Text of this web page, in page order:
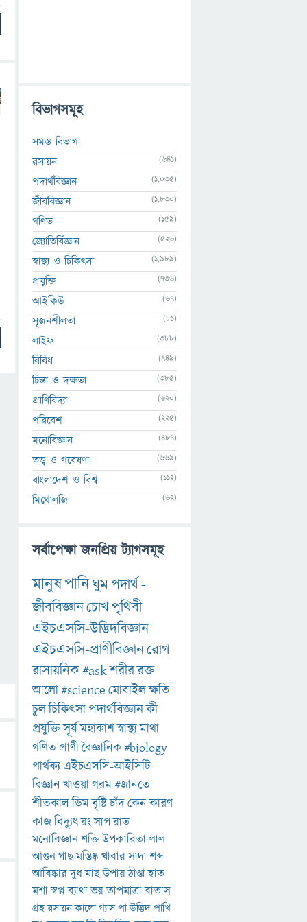
বিভাগসমূহ
সমস্ত বিভাগ
রসায়ন
(641)
পদার্থবিজ্ঞান (1,035)
জীববিজ্ঞান (1,830)
গণিত (159)
জ্যোতির্বিজ্ঞান (526)
স্বাস্থ্য ও চিকিৎসা (1,989)
প্রযুক্তি (736)
আইকিউ (67)
সৃজনশীলতা (81)
লাইফ (388)
বিবিধ (749)
চিন্তা ও দক্ষতা (385)
প্রাণিবিদ্যা (620)
পরিবেশ (225)
মনোবিজ্ঞান (487)
তত্ত্ব ও গবেষণা (669)
বাংলাদেশ ও বিশ্ব (112)
মিথোলজি (62)
সর্বাপেক্ষা জনপ্রিয় ট্যাগসমূহ
মানুষপানিঘুমপদার্থ-
জীববিজ্ঞানচোখপৃথিবী
এইচএসসি-উদ্ভিদবিজ্ঞান
এইচএসসি-প্রাণীবিজ্ঞানরোগ
রাসায়নিক#askশরীররক্ত
আলো#scienceমোবাইলক্ষতি
চুলচিকিৎসাপদার্থবিজ্ঞানকী
প্রযুক্তিসূর্যমহাকাশস্বাস্থ্যমাথা
গণিত প্রাণীবৈজ্ঞানিক#biology
পার্থক্য এইচএসসি-আইসিটি
বিজ্ঞানখাওয়াগরম#জানতে
শীতকালডিমবৃষ্টিচাঁদকেনকারণ
কাজবিদ্যুৎরংসাপরাত
মনোবিজ্ঞানশক্তিউপকারিতালাল
আগুনগাছমস্তিষ্কখাবারসাদাশব্দ
আবিষ্কারদুধমাছউপায়ঠাণ্ডাহাত
মশাস্বপ্নব্যাথাভয়তাপমাত্রাবাতাস
গ্রহরসায়নকালোগ্যাসপাউদ্ভিদপাখি